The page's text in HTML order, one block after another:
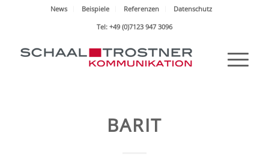
News Beispiele Referenzen
Datenschutz
Tel: +49 (0)7123 947 3096
BARIT